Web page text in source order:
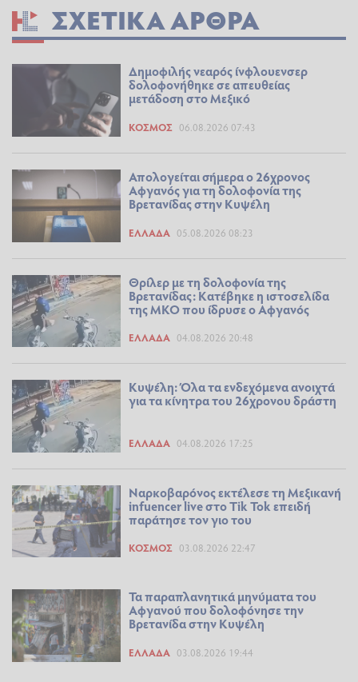
ΣΧΕΤΙΚΆ ΆΡΘΡΑ
Δημοφιλής νεαρός ίνφλουενσερ
δολοφονήθηκε σε απευθείας
μετάδοση στο Μεξικό
ΚΌΣΜΟΣ 06.08.2026 07:43
Απολογείται σήμερα ο 26χρονος
Αφγανός για τη δολοφονία της
Βρετανίδας στην Κυψέλη
ΕΛΛΆΔΑ 05.08.2026 08:23
Θρίλερ με τη δολοφονία της
Βρετανίδας: Κατέβηκε η ιστοσελίδα
της ΜΚΟ που ίδρυσε ο Αφγανός
ΕΛΛΆΔΑ 04.08.2026 20:48
Κυψέλη: Όλα τα ενδεχόμενα ανοιχτά
για τα κίνητρα του 26χρονου δράστη
ΕΛΛΆΔΑ 04.08.2026 17:25
Ναρκοβαρόνος εκτέλεσε τη Μεξικανή
infuencer live στο Tik Tok επειδή
παράτησε τον γιο του
ΚΌΣΜΟΣ 03.08.2026 22:47
Τα παραπλανητικά μηνύματα του
Αφγανού που δολοφόνησε την
Βρετανίδα στην Κυψέλη
ΕΛΛΆΔΑ 03.08.2026 19:44